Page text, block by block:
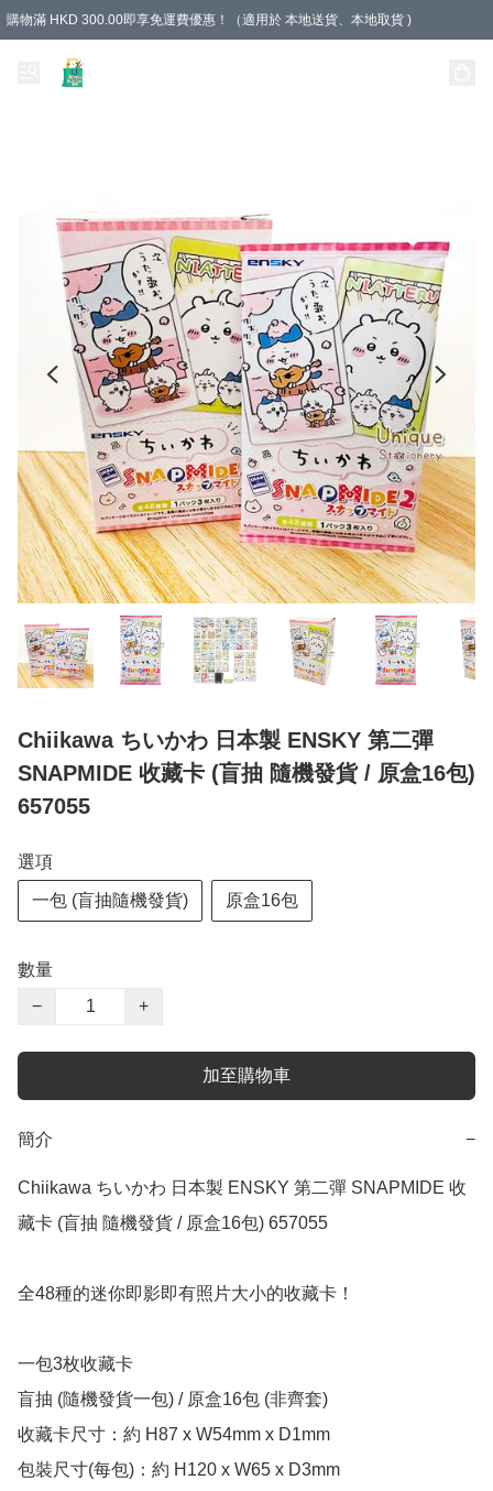
購物滿 HKD 300.00即享免運費優惠！（適用於 本地送貨、本地取貨 )
Chiikawa ちいかわ 日本製 ENSKY 第二彈
SNAPMIDE 收藏卡 (盲抽 隨機發貨 / 原盒16包)
657055
選項
一包 (盲抽隨機發貨) 原盒16包
數量
−
+
加至購物車
簡介 −
Chiikawa ちいかわ 日本製 ENSKY 第二彈 SNAPMIDE 收
藏卡 (盲抽 隨機發貨 / 原盒16包) 657055
全48種的迷你即影即有照片大小的收藏卡！
一包3枚收藏卡
盲抽 (隨機發貨一包) / 原盒16包 (非齊套)
收藏卡尺寸：約 H87 x W54mm x D1mm
包裝尺寸(每包)：約 H120 x W65 x D3mm